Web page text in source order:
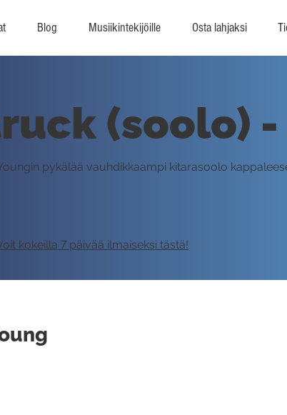
Blog Musiikintekijöille Osta lahjaksi
(soolo)
pykälää vauhdikkaampi kitarasoolo
kokeilla 7 päivää ilmaiseksi tästä!